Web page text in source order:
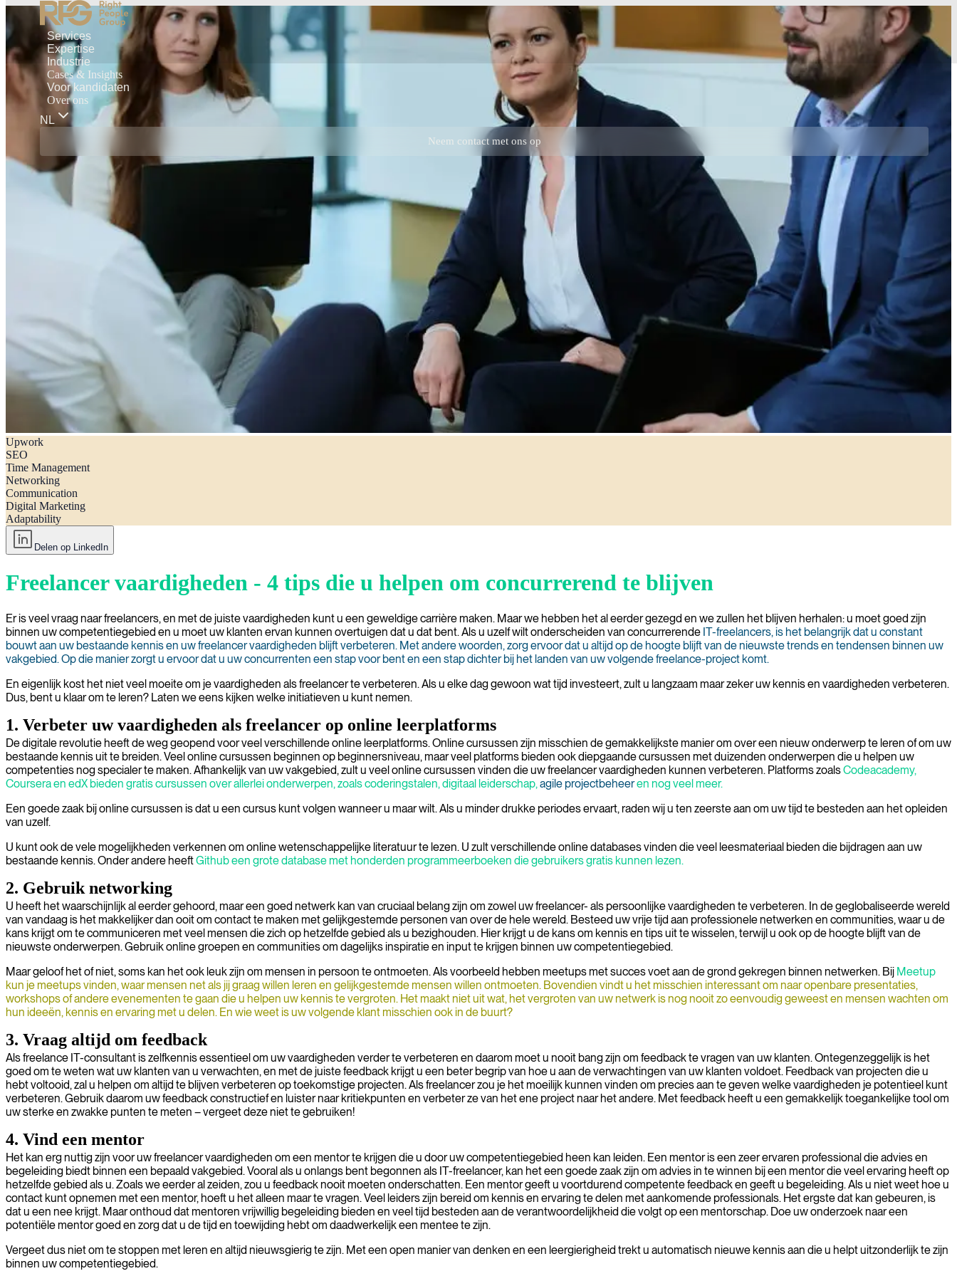
Services
Expertise
Industrie
Cases & Insights
Voor kandidaten
Over ons
NL
Neem contact met ons op
Freelancer vaardigheden – 4 tips die u helpen om concurrerend te blijven
Upwork
SEO
Time Management
Networking
Communication
Digital Marketing
Adaptability
Delen op LinkedIn
Freelancer vaardigheden - 4 tips die u helpen om concurrerend te blijven
Er is veel vraag naar freelancers, en met de juiste vaardigheden kunt u een geweldige carrière maken. Maar we hebben het al eerder gezegd en we zullen het blijven herhalen: u moet goed zijn
binnen uw competentiegebied en u moet uw klanten ervan kunnen overtuigen dat u dat bent. Als u uzelf wilt onderscheiden van concurrerende IT-freelancers, is het belangrijk dat u constant
bouwt aan uw bestaande kennis en uw freelancer vaardigheden blijft verbeteren. Met andere woorden, zorg ervoor dat u altijd op de hoogte blijft van de nieuwste trends en tendensen binnen uw
vakgebied. Op die manier zorgt u ervoor dat u uw concurrenten een stap voor bent en een stap dichter bij het landen van uw volgende freelance-project komt.
En eigenlijk kost het niet veel moeite om je vaardigheden als freelancer te verbeteren. Als u elke dag gewoon wat tijd investeert, zult u langzaam maar zeker uw kennis en vaardigheden verbeteren.
Dus, bent u klaar om te leren? Laten we eens kijken welke initiatieven u kunt nemen.
1. Verbeter uw vaardigheden als freelancer op online leerplatforms
De digitale revolutie heeft de weg geopend voor veel verschillende online leerplatforms. Online cursussen zijn misschien de gemakkelijkste manier om over een nieuw onderwerp te leren of om uw
bestaande kennis uit te breiden. Veel online cursussen beginnen op beginnersniveau, maar veel platforms bieden ook diepgaande cursussen met duizenden onderwerpen die u helpen uw
competenties nog specialer te maken. Afhankelijk van uw vakgebied, zult u veel online cursussen vinden die uw freelancer vaardigheden kunnen verbeteren. Platforms zoalsCodeacademy,
Courseraen edX bieden gratis cursussen over allerlei onderwerpen, zoals coderingstalen, digitaal leiderschap,agile projectbeheeren nog veel meer.
Een goede zaak bij online cursussen is dat u een cursus kunt volgen wanneer u maar wilt. Als u minder drukke periodes ervaart, raden wij u ten zeerste aan om uw tijd te besteden aan het opleiden
van uzelf.
U kunt ook de vele mogelijkheden verkennen om online wetenschappelijke literatuur te lezen. U zult verschillende online databases vinden die veel leesmateriaal bieden die bijdragen ​​aan uw
bestaande kennis. Onder andere heeftGithubeen grote database met honderden programmeerboeken die gebruikers gratis kunnen lezen.
2. Gebruik networking
U heeft het waarschijnlijk al eerder gehoord, maar een goed netwerk kan van cruciaal belang zijn om zowel uw freelancer- als persoonlijke vaardigheden te verbeteren. In de geglobaliseerde wereld
van vandaag is het makkelijker dan ooit om contact te maken met gelijkgestemde personen van over de hele wereld. Besteed uw vrije tijd aan professionele netwerken en communities, waar u de
kans krijgt om te communiceren met veel mensen die zich op hetzelfde gebied als u bezighouden. Hier krijgt u de kans om kennis en tips uit te wisselen, terwijl u ook op de hoogte blijft van de
nieuwste onderwerpen. Gebruik online groepen en communities om dagelijks inspiratie en input te krijgen binnen uw competentiegebied.
Maar geloof het of niet, soms kan het ook leuk zijn om mensen in persoon te ontmoeten. Als voorbeeld hebben meetups met succes voet aan de grond gekregen binnen netwerken. Bij Meetup
kun je meetups vinden, waar mensen net als jij graag willen leren en gelijkgestemde mensen willen ontmoeten. Bovendien vindt u het misschien interessant om naar openbare presentaties,
workshops of andere evenementen te gaan die u helpen uw kennis te vergroten. Het maakt niet uit wat, het vergroten van uw netwerk is nog nooit zo eenvoudig geweest en mensen wachten om
hun ideeën, kennis en ervaring met u delen. En wie weet is uw volgende klant misschien ook in de buurt?
3. Vraag altijd om feedback
Als freelance IT-consultant is zelfkennis essentieel om uw vaardigheden verder te verbeteren en daarom moet u nooit bang zijn om feedback te vragen van uw klanten. Ontegenzeggelijk is het
goed om te weten wat uw klanten van u verwachten, en met de juiste feedback krijgt u een beter begrip van hoe u aan de verwachtingen van uw klanten voldoet. Feedback van projecten die u
hebt voltooid, zal u helpen om altijd te blijven verbeteren op toekomstige projecten. Als freelancer zou je het moeilijk kunnen vinden om precies aan te geven welke vaardigheden je potentieel kunt
verbeteren. Gebruik daarom uw feedback constructief en luister naar kritiekpunten en verbeter ze van het ene project naar het andere. Met feedback heeft u een gemakkelijk toegankelijke tool om
uw sterke en zwakke punten te meten – vergeet deze niet te gebruiken!
4. Vind een mentor
Het kan erg nuttig zijn voor uw freelancer vaardigheden om een ​​mentor te krijgen die u door uw competentiegebied heen kan leiden. Een mentor is een zeer ervaren professional die advies en
begeleiding biedt binnen een bepaald vakgebied. Vooral als u onlangs bent begonnen als IT-freelancer, kan het een goede zaak zijn om advies in te winnen bij een mentor die veel ervaring heeft op
hetzelfde gebied als u. Zoals we eerder al zeiden, zou u feedback nooit moeten onderschatten. Een mentor geeft u voortdurend competente feedback en geeft u begeleiding. Als u niet weet hoe u
contact kunt opnemen met een mentor, hoeft u het alleen maar te vragen. Veel leiders zijn bereid om kennis en ervaring te delen met aankomende professionals. Het ergste dat kan gebeuren, is
dat u een nee krijgt. Maar onthoud dat mentoren vrijwillig begeleiding bieden en veel tijd besteden aan de verantwoordelijkheid die volgt op een mentorschap. Doe uw onderzoek naar een
potentiële mentor goed en zorg dat u de tijd en toewijding hebt om daadwerkelijk een mentee te zijn.
Vergeet dus niet om te stoppen met leren en altijd nieuwsgierig te zijn. Met een open manier van denken en een leergierigheid trekt u automatisch nieuwe kennis aan die u helpt uitzonderlijk te zijn
binnen uw competentiegebied.